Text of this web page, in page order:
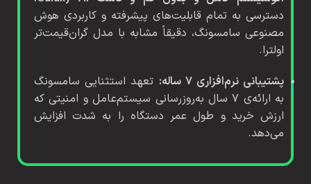
دسترسی به تمام قابلیت‌های پیشرفته و کاربردی هوش
مصنوعی سامسونگ، دقیقاً مشابه با مدل گران‌قیمت‌تر
اولترا.
پشتیبانی نرم‌افزاری ۷ ساله:
تعهد استثنایی سامسونگ
به ارائه‌ی ۷ سال به‌روزرسانی سیستم‌عامل و امنیتی که
ارزش خرید و طول عمر دستگاه را به شدت افزایش
می‌دهد.